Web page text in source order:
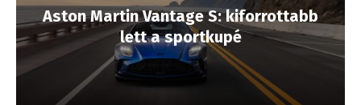
Aston Martin Vantage S: kiforrottabb
lett a sportkupé